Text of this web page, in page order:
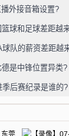
播外接音箱设置?
篮球和足球差距越
球队的薪资差距越
德是中锋位置异类?
季后赛纪录是谁的?